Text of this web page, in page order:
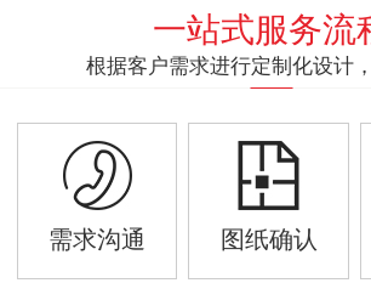
一站式服务流
根据客户需求进行定制化设计
需求沟通 图纸确认